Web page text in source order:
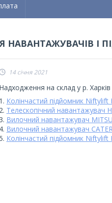
НАВАНТАЖУВАЧІВ І
14 січня 2021
Надходження на склад у р. Харків
Колінчастий підйомник Niftylift
Телескопічний навантажувач
Вилочний навантажувач
Вилочний навантажувач
Колінчастий підйомник